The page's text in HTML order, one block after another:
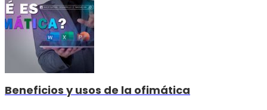
Beneficios y usos de la ofimática